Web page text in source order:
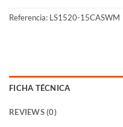
Referencia: LS1520-15CASWM
FICHA TÉCNICA
REVIEWS (0)